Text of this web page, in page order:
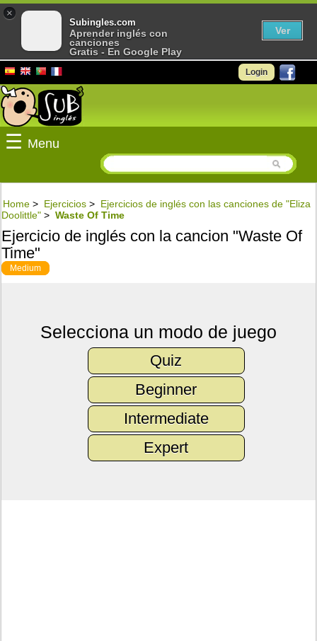
Login
☰ Menu
Home > Ejercicios > Ejercicios de inglés con las canciones de "Eliza
Doolittle" > Waste Of Time
Ejercicio de inglés con la cancion "Waste Of
Time"
Medium
Selecciona un modo de juego
Quiz
Beginner
Intermediate
Expert
×
Subingles.com
Aprender inglés con
canciones
Gratis - En Google Play
Ver